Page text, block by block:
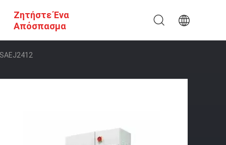
Ζητήστε Ένα
Απόσπασμα